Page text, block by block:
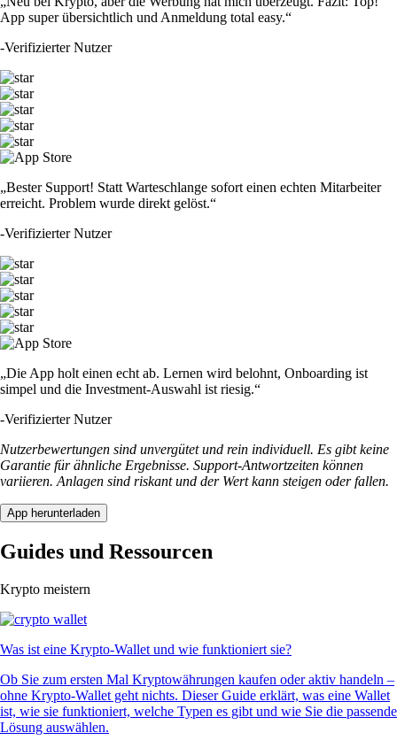
App super übersichtlich und Anmeldung total easy.“
-Verifizierter Nutzer
„Bester Support! Statt Warteschlange sofort einen echten Mitarbeiter
erreicht. Problem wurde direkt gelöst.“
-Verifizierter Nutzer
„Die App holt einen echt ab. Lernen wird belohnt, Onboarding ist
simpel und die Investment-Auswahl ist riesig.“
-Verifizierter Nutzer
Nutzerbewertungen sind unvergütet und rein individuell. Es gibt keine
Garantie für ähnliche Ergebnisse. Support-Antwortzeiten können
variieren. Anlagen sind riskant und der Wert kann steigen oder fallen.
App herunterladen
Guides und Ressourcen
Krypto meistern
Was ist eine Krypto-Wallet und wie funktioniert sie?
Ob Sie zum ersten Mal Kryptowährungen kaufen oder aktiv handeln –
ohne Krypto-Wallet geht nichts. Dieser Guide erklärt, was eine Wallet
ist, wie sie funktioniert, welche Typen es gibt und wie Sie die passende
Lösung auswählen.